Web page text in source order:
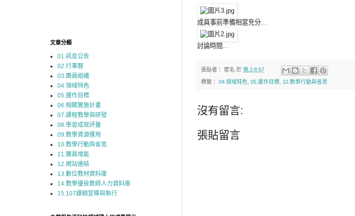
成員事前準備相當充分...
討論時間...
張貼者： 匿名 於 晚上8:57
標籤： 04.領域特色 05.運作目標 10.教學行動與省思
沒有留言:
張貼留言
文章分類
01.訊息公告
02.行事曆
03.團員組織
04.領域特色
05.運作目標
06.相關實施計畫
07.課程教學與研發
08.學習成效評量
09.教學資源運用
10.教學行動與省思
11.團員增能
12.網站連結
13.數位教材資料庫
14.教學優良教師人力資料庫
15.107課綱宣導與執行